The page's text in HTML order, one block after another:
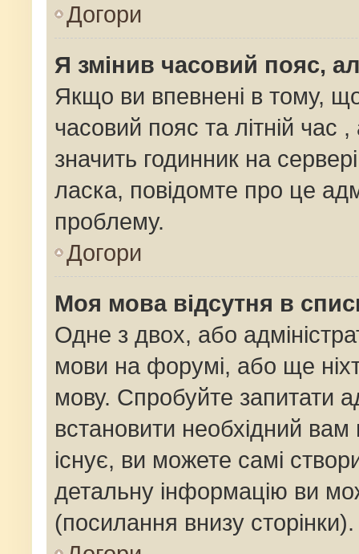
Догори
Я змінив часовий пояс,
Якщо ви впевнені в тому,
часовий пояс та літній час
значить годинник на
ласка, повідомте про це
проблему.
Догори
Моя мова відсутня в
Одне з двох, або
мови на форумі, або ще
мову. Спробуйте запитати
встановити необхідний
існує, ви можете самі
детальну інформацію ви
(посилання внизу сторінки).